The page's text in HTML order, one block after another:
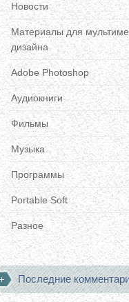
Новости
Материалы для
дизайна
Adobe Photoshop
Аудиокниги
Фильмы
Музыка
Программы
Portable Soft
Разное
Последние